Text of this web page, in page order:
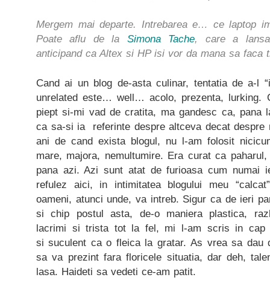
Mergem mai departe. Intrebarea e… ce laptop
Poate aflu de la Simona Tache, care a
anticipand ca Altex si HP isi vor da mana sa faca
Cand ai un blog de-asta culinar, tentatia de a-l
unrelated este… well… acolo, prezenta, lurking.
piept si-mi vad de cratita, ma gandesc ca, pana
ca sa-si ia referinte despre altceva decat despre
ani de cand exista blogul, nu l-am folosit
mare, majora, nemultumire. Era curat ca
pana azi. Azi sunt atat de furioasa cum numai
refulez aici, in intimitatea blogului meu
oameni, atunci unde, va intreb. Sigur ca de ieri
si chip postul asta, de-o maniera plastica,
lacrimi si trista tot la fel, mi l-am scris in cap
si suculent ca o fleica la gratar. As vrea sa dau
sa va prezint fara floricele situatia, dar deh,
lasa. Haideti sa vedeti ce-am patit.